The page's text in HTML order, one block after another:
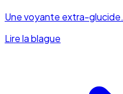
Une voyante extra-glucide.
Lire la blague